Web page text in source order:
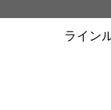
ライン